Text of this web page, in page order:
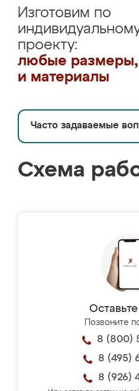
Изготовим по
проекту:
любые размеры,
и материалы
Часто задаваемые
Схема
Позвоните
8 (800)
8 (495)
8 (926)